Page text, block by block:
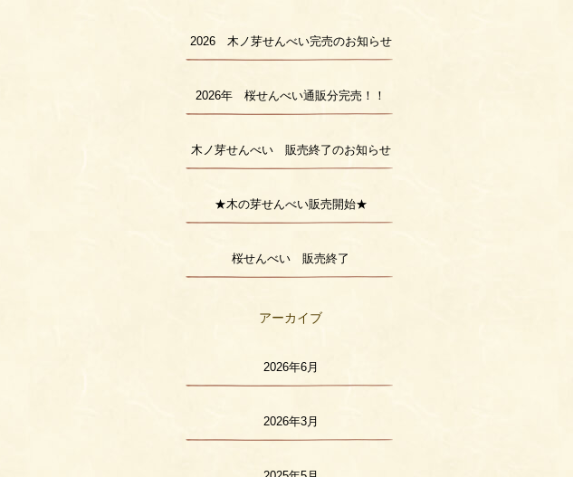
2026 木ノ芽せんべい完売のお知らせ
2026年 桜せんべい通販分完売！！
木ノ芽せんべい 販売終了のお知らせ
★木の芽せんべい販売開始★
桜せんべい 販売終了
アーカイブ
2026年6月
2026年3月